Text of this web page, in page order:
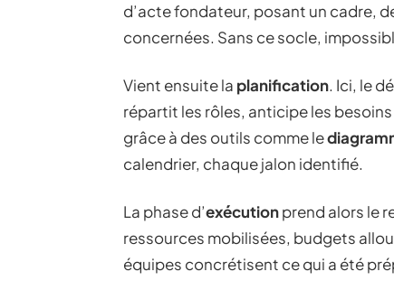
d’acte fondateur, posant un cadre,
concernées. Sans ce socle,
Vient ensuite la planification. Ici, le
répartit les rôles, anticipe les
grâce à des outils comme le
calendrier, chaque jalon identifié.
La phase d’exécutionprend alors le
ressources mobilisées, budgets
équipes concrétisent ce qui a été